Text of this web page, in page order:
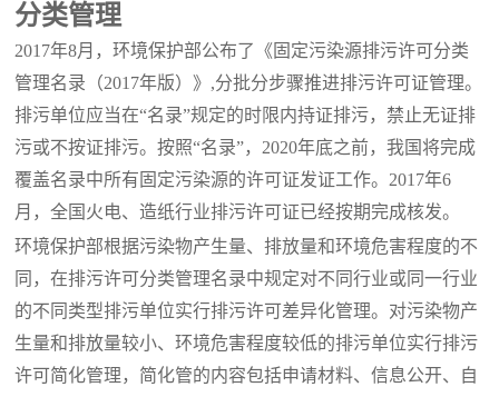
分类管理
2017年8月，环境保护部公布了《固定污染源排污许可分类
管理名录（2017年版）》,分批分步骤推进排污许可证管理。
排污单位应当在“名录”规定的时限内持证排污，禁止无证排
污或不按证排污。按照“名录”，2020年底之前，我国将完成
覆盖名录中所有固定污染源的许可证发证工作。2017年6
月，全国火电、造纸行业排污许可证已经按期完成核发。
环境保护部根据污染物产生量、排放量和环境危害程度的不
同，在排污许可分类管理名录中规定对不同行业或同一行业
的不同类型排污单位实行排污许可差异化管理。对污染物产
生量和排放量较小、环境危害程度较低的排污单位实行排污
许可简化管理，简化管的内容包括申请材料、信息公开、自